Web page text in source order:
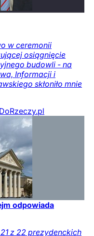
w ceremonii
osiągnięcie
budowli - na
Informacji i
skłoniło mnie
odpowiada
z 22 prezydenckich